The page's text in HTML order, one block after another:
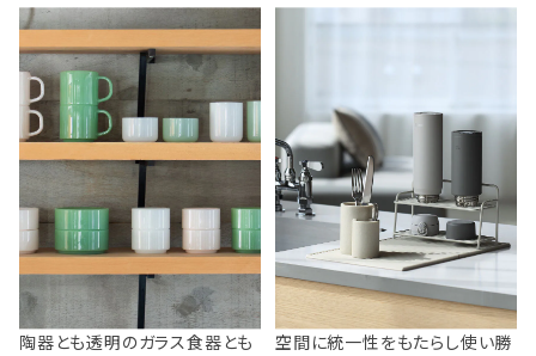
陶器とも透明のガラス食器とも
空間に統一性をもたらし使い勝